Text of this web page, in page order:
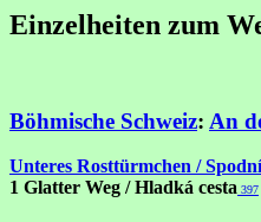
Einzelheiten zum
Böhmische Schweiz: An
Unteres Rosttürmchen /
1 Glatter Weg / Hladká cesta 397